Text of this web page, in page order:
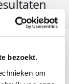
bezoekt.
om